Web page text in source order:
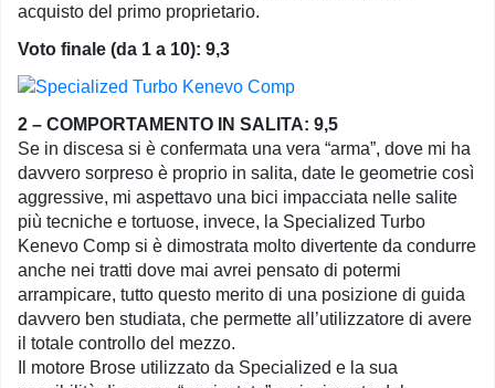
acquisto del primo proprietario.
Voto finale (da 1 a 10): 9,3
2 – COMPORTAMENTO IN SALITA: 9,5
Se in discesa si è confermata una vera “arma”, dove mi ha
davvero sorpreso è proprio in salita, date le geometrie così
aggressive, mi aspettavo una bici impacciata nelle salite
più tecniche e tortuose, invece, la Specialized Turbo
Kenevo Comp si è dimostrata molto divertente da condurre
anche nei tratti dove mai avrei pensato di potermi
arrampicare, tutto questo merito di una posizione di guida
davvero ben studiata, che permette all’utilizzatore di avere
il totale controllo del mezzo.
Il motore Brose utilizzato da Specialized e la sua